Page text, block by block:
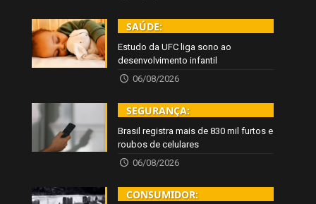
SAÚDE:
Estudo da UFC liga sono ao
desenvolvimento infantil
06/08/2026
SEGURANÇA:
Brasil registra mais de 830 mil furtos e
roubos de celulares
06/08/2026
CONSUMIDOR: